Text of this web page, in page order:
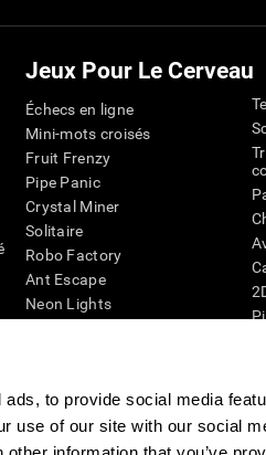
to provide social media
use of our site with our social
Jeux Pour Le Cerveau
Échecs en ligne
Mini-mots croisés
Fruit Frenzy
Pipe Panic
Crystal Miner
Solitaire
Robo Factory
Ant Escape
Neon Lights
Space Rescue
Chaos mathématique
Course de billes